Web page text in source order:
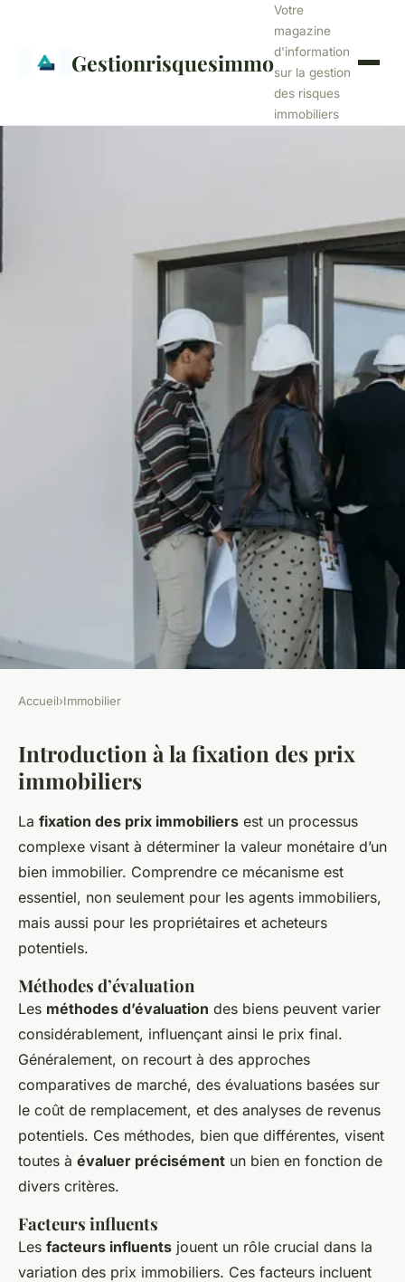
Gestionrisquesimmo
Votre
magazine
d'information
sur la gestion
des risques
immobiliers
Enquête : comment sont fixés
les prix immobiliers ?
Mathilde•12 novembre 2024•7 min de lecture
Accueil›Immobilier
Introduction à la fixation des prix
immobiliers
La fixation des prix immobiliers est un processus
complexe visant à déterminer la valeur monétaire d’un
bien immobilier. Comprendre ce mécanisme est
essentiel, non seulement pour les agents immobiliers,
mais aussi pour les propriétaires et acheteurs
potentiels.
Méthodes d’évaluation
Les méthodes d’évaluation des biens peuvent varier
considérablement, influençant ainsi le prix final.
Généralement, on recourt à des approches
comparatives de marché, des évaluations basées sur
le coût de remplacement, et des analyses de revenus
potentiels. Ces méthodes, bien que différentes, visent
toutes à évaluer précisément un bien en fonction de
divers critères.
Facteurs influents
Les facteurs influents jouent un rôle crucial dans la
variation des prix immobiliers. Ces facteurs incluent